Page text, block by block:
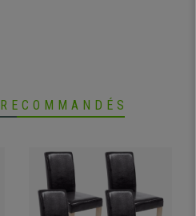
RECOMMANDÉS